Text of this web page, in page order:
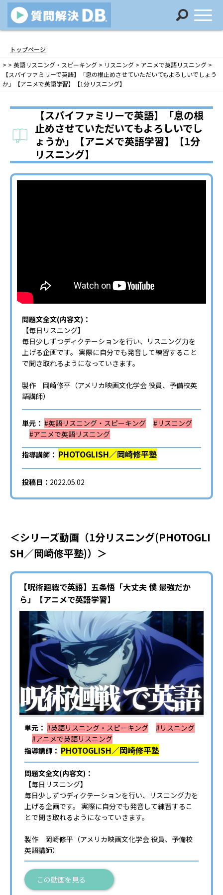
ン
ン
ツ
へ
キ
ビ
ー
シ
ョ
に
トップページ
> > 英語リスニング・スピーキング > リスニング > アニメで英語リスニング >
【スパイファミリーで英語】「息の根止めさせていただいてもよろしいでしょう
か」【アニメで英語学習】【1分リスニング】
【スパイファミリーで英語】「息の根
止めさせていただいてもよろしいでし
ょうか」【アニメで英語学習】【1分
リスニング】
問題文全文(内容文)：
【毎日リスニング】
毎日少しずつディクテーションを行い、リスニング力を
上げる企画です。 実際に自分でも発音して練習すること
で聞き取れるようになっていきます。
製作 岡崎修平（アメリカ映画文化学会 役員、予備校英
語講師）
単元： #英語リスニング・スピーキング
#リスニング
#アニメで英語リスニング
指導講師： PHOTOGLISH／岡崎修平塾
投稿日： 2022.05.02
＜シリーズ動画（1分リスニング(PHOTOGLI
SH／岡崎修平塾)）＞
【呪術廻戦で英語】五条悟「大丈夫 僕 最強だか
ら」【アニメで英語学習】
単元： #英語リスニング・スピーキング
#リスニング
#アニメで英語リスニング
指導講師： PHOTOGLISH／岡崎修平塾
問題文全文(内容文)：
【毎日リスニング】
毎日少しずつディクテーションを行い、リスニング力を
上げる企画です。 実際に自分でも発音して練習するこ
とで聞き取れるようになっていきます。
製作 岡崎修平（アメリカ映画文化学会 役員、予備校
英語講師）
この動画を見る